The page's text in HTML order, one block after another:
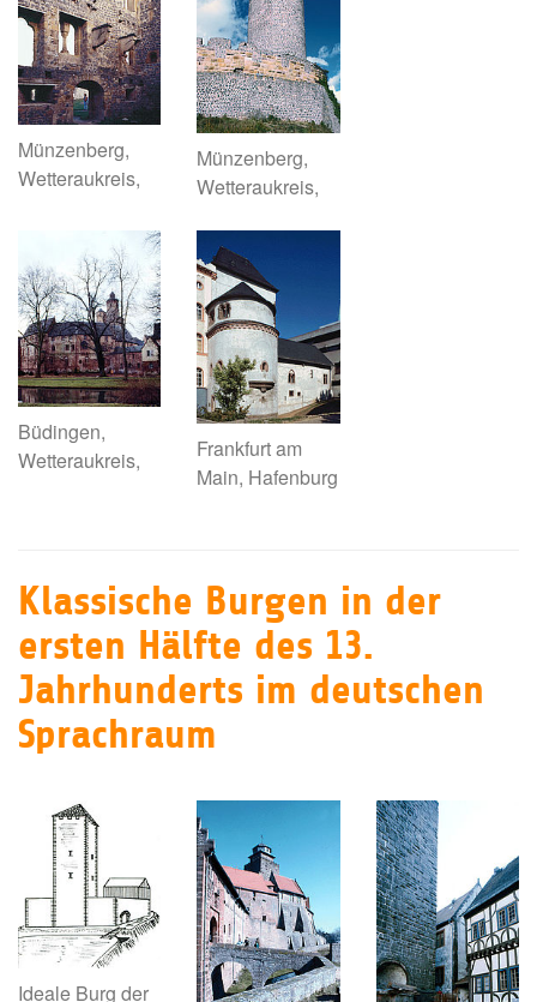
Münzenberg,
Wetteraukreis,
Münzenberg,
Wetteraukreis,
Büdingen,
Wetteraukreis,
Frankfurt am
Main, Hafenburg
Klassische Burgen in der
ersten Hälfte des 13.
Jahrhunderts im deutschen
Sprachraum
Ideale Burg der